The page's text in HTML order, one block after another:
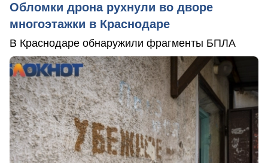
Обломки дрона рухнули во дворе
многоэтажки в Краснодаре
В Краснодаре обнаружили фрагменты БПЛА